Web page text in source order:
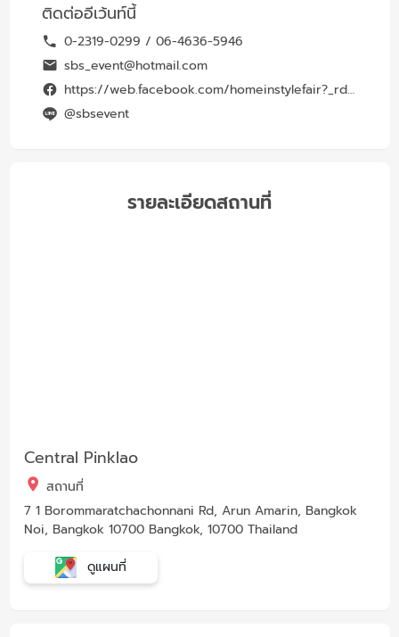
ติดต่ออีเว้นท์นี้
0-2319-0299 / 06-4636-5946
sbs_event@hotmail.com
https://web.facebook.com/homeinstylefair?_rdc=1&_rdr#
@sbsevent
รายละเอียดสถานที่
Central Pinklao
สถานที่
7 1 Borommaratchachonnani Rd, Arun Amarin, Bangkok
Noi, Bangkok 10700 Bangkok, 10700 Thailand
ดูแผนที่